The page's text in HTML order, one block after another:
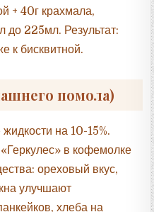
+ 40г крахмала,
до 225мл. Результат:
к бисквитной.
помола)
на 10-15%.
в кофемолке
ореховый вкус,
улучшают
хлеба на